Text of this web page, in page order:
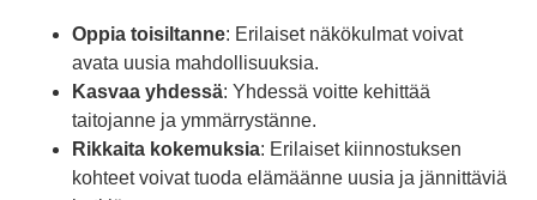
Oppia toisiltanne: Erilaiset näkökulmat voivat
avata uusia mahdollisuuksia.
Kasvaa yhdessä: Yhdessä voitte kehittää
taitojanne ja ymmärrystänne.
Rikkaita kokemuksia: Erilaiset kiinnostuksen
kohteet voivat tuoda elämäänne uusia ja jännittäviä